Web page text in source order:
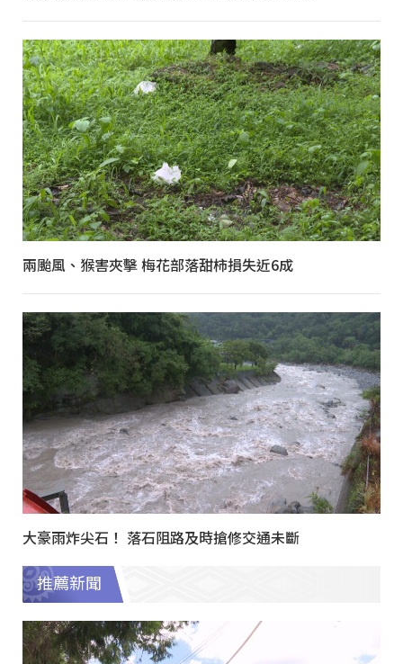
兩颱風、猴害夾擊 梅花部落甜柿損失近6成
大豪雨炸尖石！ 落石阻路及時搶修交通未斷
推薦新聞